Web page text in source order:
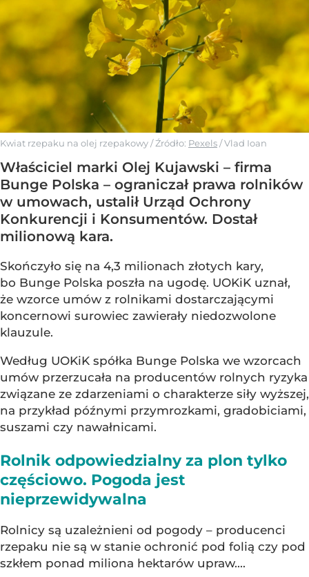
Kwiat rzepaku na olej rzepakowy/ Źródło: Pexels/Vlad Ioan
Właściciel marki Olej Kujawski – firma
Bunge Polska – ograniczał prawa rolników
w umowach, ustalił Urząd Ochrony
Konkurencji i Konsumentów. Dostał
milionową kara.
Skończyło się na 4,3 milionach złotych kary,
bo Bunge Polska poszła na ugodę. UOKiK uznał,
że wzorce umów z rolnikami dostarczającymi
koncernowi surowiec zawierały niedozwolone
klauzule.
Według UOKiK spółka Bunge Polska we wzorcach
umów przerzucała na producentów rolnych ryzyka
związane ze zdarzeniami o charakterze siły wyższej,
na przykład późnymi przymrozkami, gradobiciami,
suszami czy nawałnicami.
Rolnik odpowiedzialny za plon tylko
częściowo. Pogoda jest
nieprzewidywalna
Rolnicy są uzależnieni od pogody – producenci
rzepaku nie są w stanie ochronić pod folią czy pod
szkłem ponad miliona hektarów upraw....